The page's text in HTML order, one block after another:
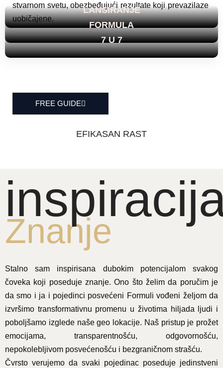
stvarnom svetu, obezbeđujući rezultate koji prevazilaze
uobičajene.
LANSIRANJE
FORMULA
FREE GUIDE
7 U 7
EFIKASAN RAST
Znanje
Stalno sam inspirisana dubokim potencijalom svakog
čoveka koji poseduje znanje. Ono što želim da poručim je
da smo i ja i pojedinci posvećeni Formuli vođeni željom da
izvršimo transformativnu promenu u životima hiljada ljudi i
poboljšamo izglede naše geo lokacije. Naš pristup je prožet
emocijama, transparentnošću, odgovornošću,
nepokolebljivom posvećenošću i bezgraničnom strašću.
Čvrsto verujemo da svaki pojedinac poseduje jedinstveni